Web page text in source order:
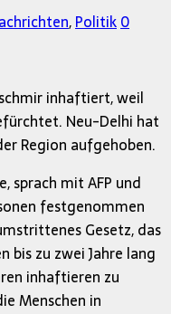
,Politik0
inhaftiert, weil
Neu-Delhi hat
Region aufgehoben.
sprach mit AFP und
festgenommen
Gesetz, das
bis zu zwei Jahre lang
inhaftieren zu
Menschen in